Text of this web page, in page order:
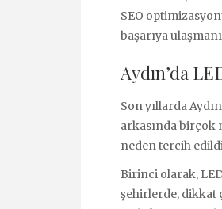
SEO
başarıya
Aydın’da
Son yıllarda
arkasında birçok
neden tercih
Birinci olarak,
şehirlerde, dikkat